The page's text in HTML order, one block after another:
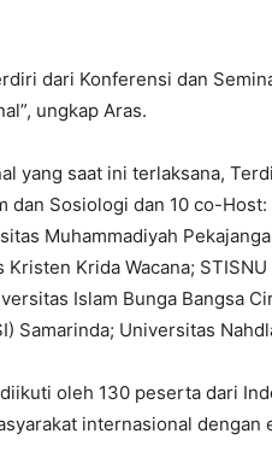
dari Konferensi dan
ungkap Aras.
yang saat ini terlaksana,
dan Sosiologi dan 10 co-
Muhammadiyah
Krida Wacana;
Islam Bunga Bangsa
Samarinda; Universitas
oleh 130 peserta dari
internasional dengan